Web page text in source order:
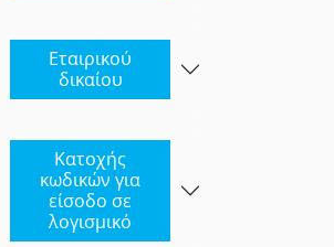
Εταιρικού
δικαίου
Κατοχής
κωδικών για
είσοδο σε
λογισμικό